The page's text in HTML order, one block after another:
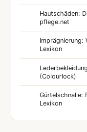
Hautschäden:
pflege.net
Imprägnierung:
Lexikon
(Colourlock)
Gürtelschnalle:
Lexikon